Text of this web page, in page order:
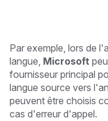
Par exemple, lors de
langue, Microsoft
fournisseur principal
langue source vers
peuvent être choisis
cas d'erreur d'appel.